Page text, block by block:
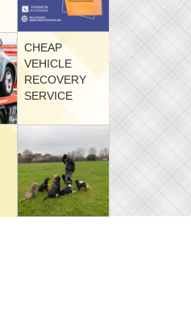
CHEAP
VEHICLE
RECOVERY
SERVICE